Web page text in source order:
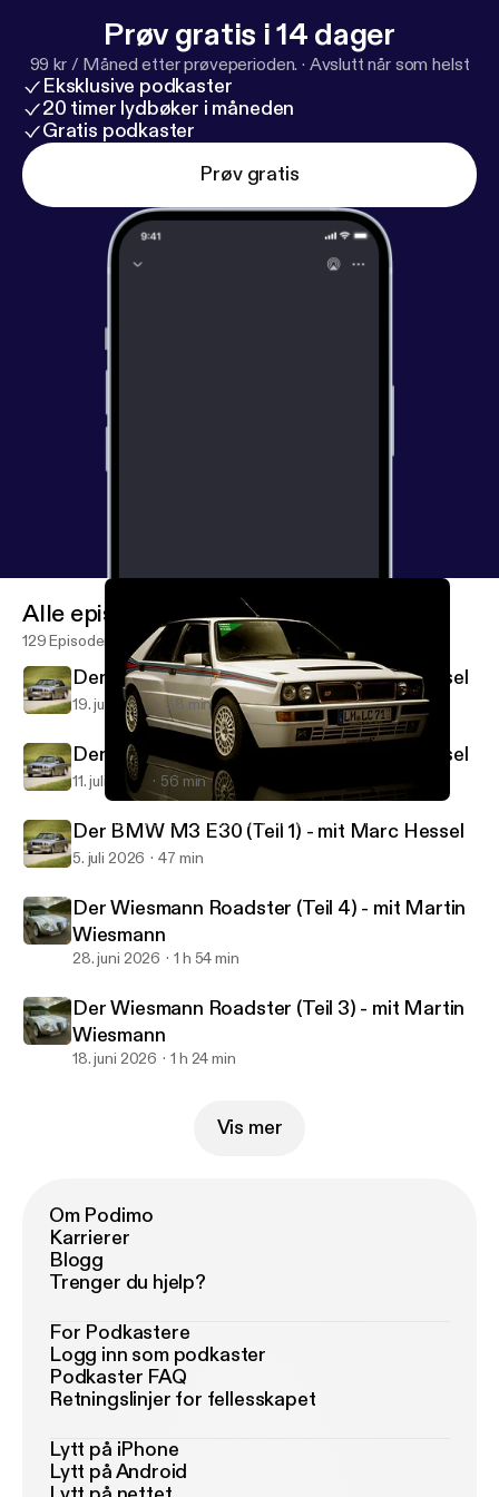
m_campaign=pam&mtm_source=shownotes
Geschichten, die bleiben - überall und jederzeit!
Prøv gratis i 14 dager
99 kr / Måned etter prøveperioden. · Avslutt når som helst
Eksklusive podkaster
20 timer lydbøker i måneden
Gratis podkaster
Prøv gratis
Motorikonen – die 100 besten Autos aller Zeiten
Alle episoder
129 Episoder
Der BMW M3 E30 (Teil 3) - mit Marc Hessel
19. juli 2026 38 min
Der BMW M3 E30 (Teil 2) - mit Marc Hessel
11. juli 2026 56 min
Der BMW M3 E30 (Teil 1) - mit Marc Hessel
5. juli 2026 47 min
Der Wiesmann Roadster (Teil 4) - mit Martin
Wiesmann
28. juni 2026 1 h 54 min
Der Wiesmann Roadster (Teil 3) - mit Martin
Wiesmann
18. juni 2026 1 h 24 min
Vis mer
Om Podimo
Karrierer
Blogg
Trenger du hjelp?
For Podkastere
Logg inn som podkaster
Podkaster FAQ
Retningslinjer for fellesskapet
Lytt på iPhone
Lytt på Android